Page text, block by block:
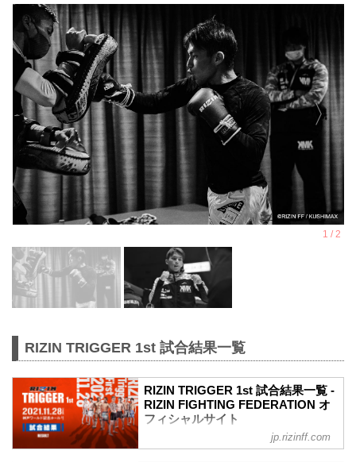
RIZIN TRIGGER 1st 試合結果一覧
RIZIN TRIGGER 1st 試合結果一覧 -
RIZIN FIGHTING FEDERATION オ
フィシャルサイト
第14試合／スペシャルワンマッチ 昇侍
jp.rizinff.com